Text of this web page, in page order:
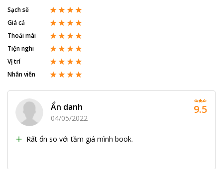
Sạch sẽ
Giá cả
Thoải mái
Tiện nghi
Vị trí
Nhân viên
Ẩn danh
04/05/2022
Rất ổn so với tầm giá mình book.
9.5